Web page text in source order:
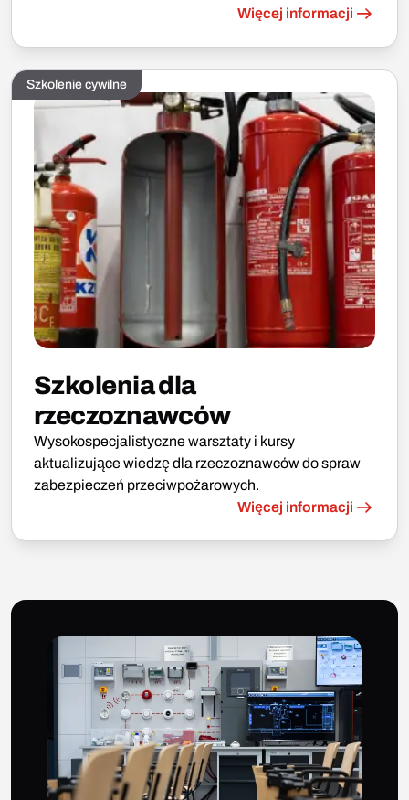
Więcej informacji
Szkolenie cywilne
Szkolenia dla
rzeczoznawców
Wysokospecjalistyczne warsztaty i kursy
aktualizujące wiedzę dla rzeczoznawców do spraw
zabezpieczeń przeciwpożarowych.
Więcej informacji